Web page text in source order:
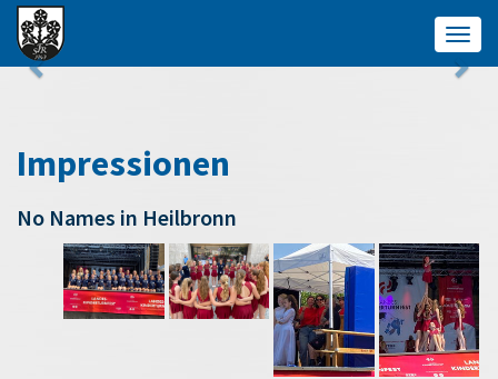
Impressionen
No Names in Heilbronn